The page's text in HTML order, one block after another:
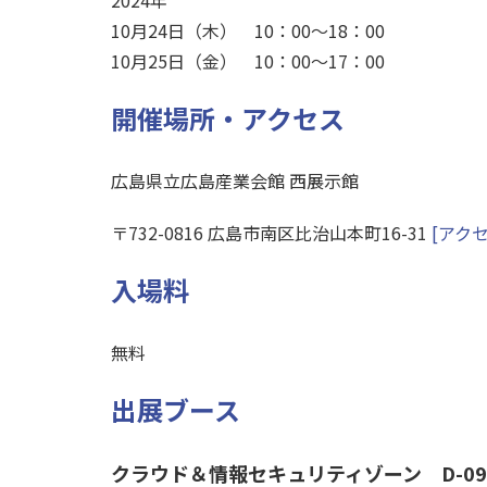
10月24日（木） 10：00～18：00
10月25日（金） 10：00～17：00
開催場所・アクセス
広島県立広島産業会館 西展示館
〒732-0816 広島市南区比治山本町16-31 [アク
入場料
無料
出展ブース
クラウド＆情報セキュリティゾーン D-09